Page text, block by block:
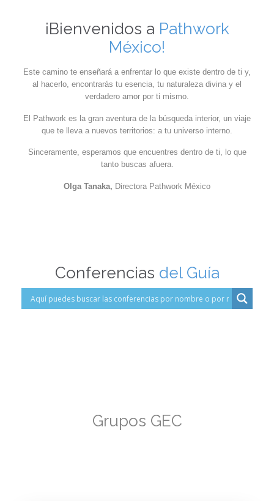
¡Bienvenidos a Pathwork
México!
Este camino te enseñará a enfrentar lo que existe dentro de ti y,
al hacerlo, encontrarás tu esencia, tu naturaleza divina y el
verdadero amor por ti mismo.
El Pathwork es la gran aventura de la búsqueda interior, un viaje
que te lleva a nuevos territorios: a tu universo interno.
Sinceramente, esperamos que encuentres dentro de ti, lo que
tanto buscas afuera.
Olga Tanaka, Directora Pathwork México
Conferencias del Guía
Grupos GEC